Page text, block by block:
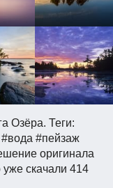
Озёра. Теги:
#вода #пейзаж
оригинала
скачали 414